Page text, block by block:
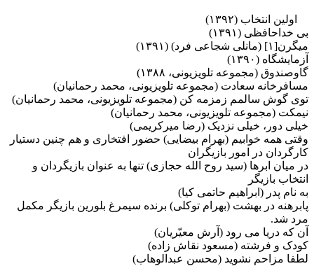
اولین انتخاب (۱۳۹۲)
بی خداحافظی (۱۳۹۱)
میگرن[۱] (مانلی شجاعی فرد) (۱۳۹۱)
آزمایشگاه (۱۳۹۰)
گاوصندوق (مجموعه تلویزیونی، ۱۳۸۸)
مسافرخانه سعادت (مجموعه تلویزیونی، محمد رحمانیان)
توی گوش سالمم زمزمه کن (مجموعه تلویزیونی، محمد رحمانیان)
نیمکت (مجموعه تلویزیونی، محمد رحمانیان)
خیلی دور، خیلی نزدیک (رضا میرکریمی)
وقتی همه خوابیم (بهرام بیضایی) حضور افتخاری و هم چنین دستیار
کارگردان در امور بازیگران
در میان ابرها (سید روح الله حجازی) تنها به عنوان بازیگردان و
انتخاب بازیگر
به نام پدر (ابراهیم حاتمی کیا)
پابرهنه در بهشت (بهرام توکلی) برنده سیمرغ بلورین بازیگر مکمل
مرد شد.
آن که دریا می رود (آرش معیّریان)
کودک و فرشته (مسعود نقاش زاده)
لطفا مزاحم نشوید (محسن عبدالوهاب)